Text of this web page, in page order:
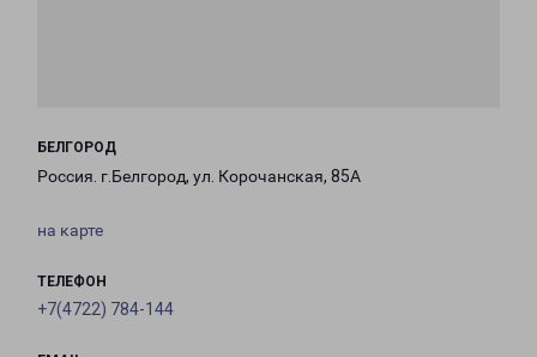
БЕЛГОРОД
Россия. г.Белгород, ул. Корочанская, 85А
на карте
ТЕЛЕФОН
+7(4722) 784-144